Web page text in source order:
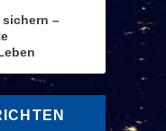
sichern –